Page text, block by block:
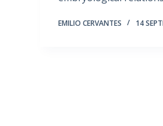
EMILIO CERVANTES 14